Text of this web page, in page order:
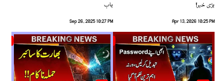
بڑی خبر!
Apr 13, 2026 10:25 PM
باب
Sep 26, 2025 10:27 PM